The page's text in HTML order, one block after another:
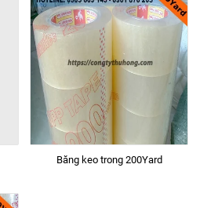
Băng keo trong 200Yard